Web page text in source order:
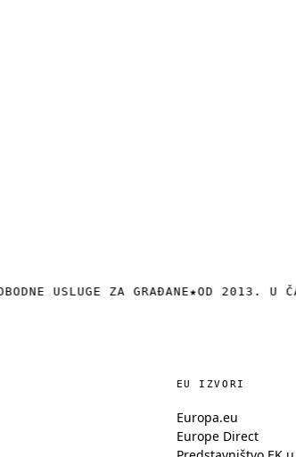
USLUGE ZA GRAĐANE★OD 2013. U
EU IZVORI
Europa.eu
Europe Direct